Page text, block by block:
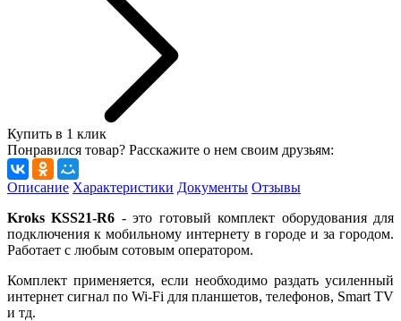
Купить в 1 клик
Понравился товар? Расскажите о нем своим друзьям:
Описание Характеристики Документы Отзывы
Kroks KSS21-R6 - это готовый комплект оборудования для
подключения к мобильному интернету в городе и за городом.
Работает с любым сотовым оператором.
Комплект применяется, если необходимо раздать усиленный
интернет сигнал по Wi-Fi для планшетов, телефонов, Smart TV
и тд.